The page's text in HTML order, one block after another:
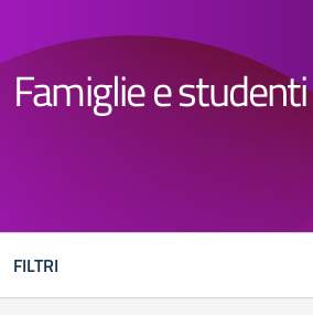
Famiglie e studenti
FILTRI